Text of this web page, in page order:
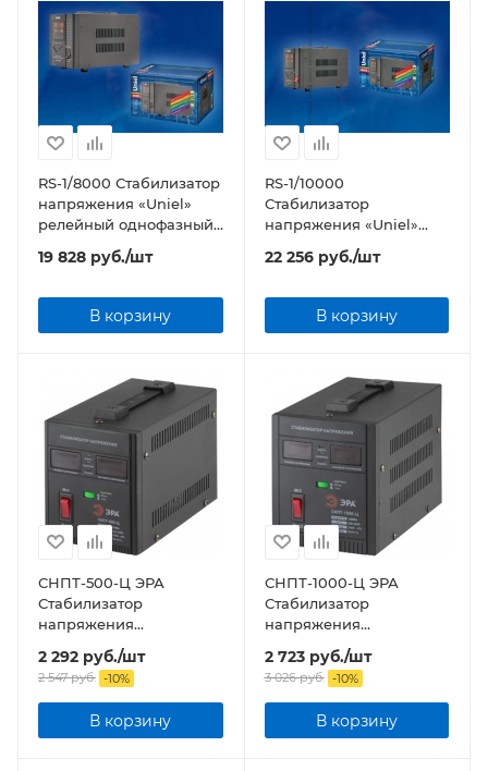
RS-1/8000 Стабилизатор
напряжения «Uniel»
релейный однофазный,
19 828 руб./шт
В корзину
RS-1/10000
Стабилизатор
напряжения «Uniel»
релейный однофазный,
10,0 кВА
22 256руб./шт
В корзину
СНПТ-500-Ц ЭРА
Стабилизатор
напряжения
переносной, ц.д., 140-
260В/220/В, 500ВА
2 292 руб./шт
2 547руб. -10%
В корзину
СНПТ-1000-Ц ЭРА
Стабилизатор
напряжения
переносной, ц.д., 140-
260В/220/В, 1000ВА
2 723руб./шт
3 026руб. -10%
В корзину